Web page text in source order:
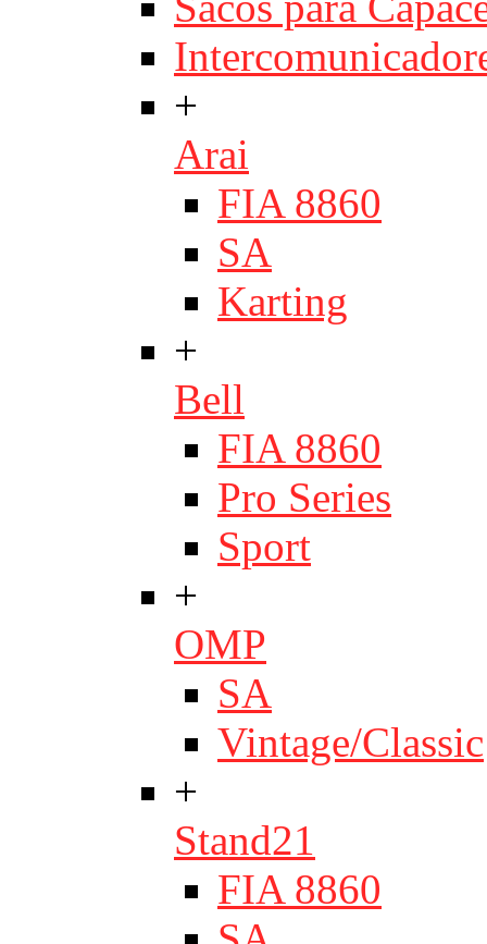
+
Arai
FIA 8860
SA
Karting
+
Bell
FIA 8860
Pro Series
Sport
+
OMP
SA
Vintage/Classic
+
Stand21
FIA 8860